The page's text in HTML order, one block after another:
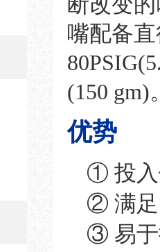
嘴配备
(150 gm)
优势
① 投入
② 满足
③ 易于